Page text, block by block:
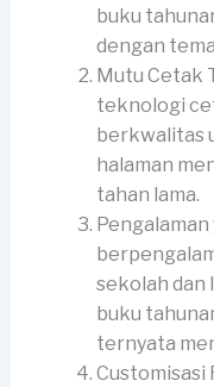
buku
dengan
Mutu Cetak
teknologi
berkwalitas
halaman
tahan lama.
Pengalaman
sekolah dan
buku
ternyata
Customisasi